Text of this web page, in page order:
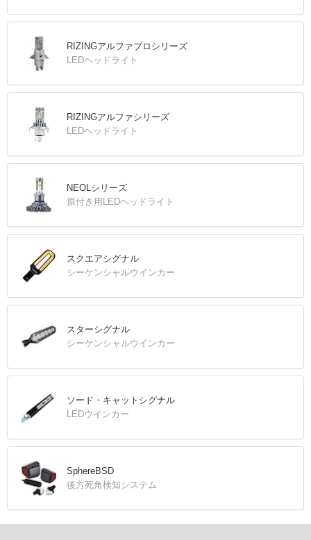
RIZINGアルファプロシリーズ
LEDヘッドライト
RIZINGアルファシリーズ
LEDヘッドライト
NEOLシリーズ
原付き用LEDヘッドライト
スクエアシグナル
シーケンシャルウインカー
スターシグナル
シーケンシャルウインカー
ソード・キャットシグナル
LEDウインカー
SphereBSD
後方死角検知システム